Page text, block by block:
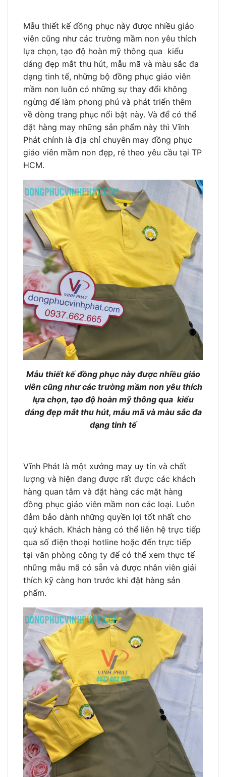
Mẫu thiết kế đồng phục này được nhiều giáo
viên cũng như các trường mầm non yêu thích
lựa chọn, tạo độ hoàn mỹ thông qua kiểu
dáng đẹp mắt thu hút, mẫu mã và màu sắc đa
dạng tinh tế, những bộ đồng phục giáo viên
mầm non luôn có những sự thay đổi không
ngừng để làm phong phú và phát triển thêm
về dòng trang phục nổi bật này. Và để có thể
đặt hàng may những sản phẩm này thì Vĩnh
Phát chính là địa chỉ chuyên may đồng phục
giáo viên mầm non đẹp, rẻ theo yêu cầu tại TP
HCM.
Mẫu thiết kế đồng phục này được nhiều giáo
viên cũng như các trường mầm non yêu thích
lựa chọn, tạo độ hoàn mỹ thông qua kiểu
dáng đẹp mắt thu hút, mẫu mã và màu sắc đa
dạng tinh tế
Vĩnh Phát là một xưởng may uy tín và chất
lượng và hiện đang được rất được các khách
hàng quan tâm và đặt hàng các mặt hàng
đồng phục giáo viên mầm non các loại. Luôn
đảm bảo dành những quyền lợi tốt nhất cho
quý khách. Khách hàng có thể liên hệ trực tiếp
qua số điện thoại hotline hoặc đến trực tiếp
tại văn phòng công ty để có thể xem thực tế
những mẫu mã có sẵn và được nhân viên giải
thích kỹ càng hơn trước khi đặt hàng sản
phẩm.